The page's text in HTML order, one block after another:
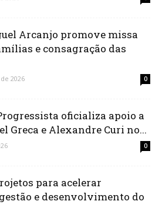
Arcanjo promove missa
e consagração das
2026 0
oficializa apoio a
Greca e Alexandre Curi no...
0
para acelerar
e desenvolvimento do